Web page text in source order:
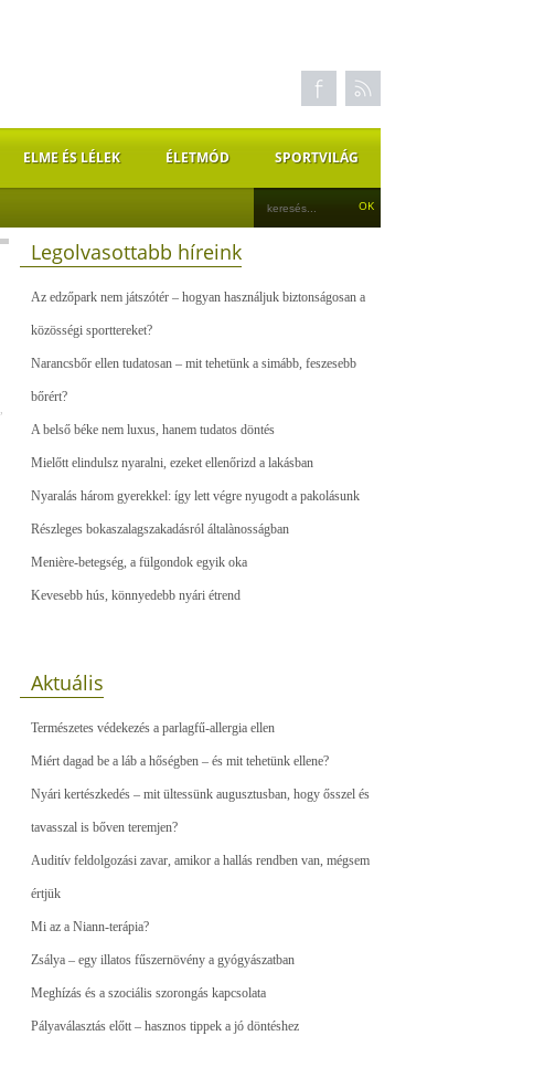
ELME ÉS LÉLEK ÉLETMÓD SPORTVILÁG
Legolvasottabb híreink
Az edzőpark nem játszótér – hogyan használjuk biztonságosan a
közösségi sporttereket?
Narancsbőr ellen tudatosan – mit tehetünk a simább, feszesebb
bőrért?
A belső béke nem luxus, hanem tudatos döntés
Mielőtt elindulsz nyaralni, ezeket ellenőrizd a lakásban
Nyaralás három gyerekkel: így lett végre nyugodt a pakolásunk
Részleges bokaszalagszakadásról általànosságban
Menière-betegség, a fülgondok egyik oka
Kevesebb hús, könnyedebb nyári étrend
Aktuális
Természetes védekezés a parlagfű-allergia ellen
Miért dagad be a láb a hőségben – és mit tehetünk ellene?
Nyári kertészkedés – mit ültessünk augusztusban, hogy ősszel és
tavasszal is bőven teremjen?
Auditív feldolgozási zavar, amikor a hallás rendben van, mégsem
értjük
Mi az a Niann-terápia?
Zsálya – egy illatos fűszernövény a gyógyászatban
Meghízás és a szociális szorongás kapcsolata
Pályaválasztás előtt – hasznos tippek a jó döntéshez